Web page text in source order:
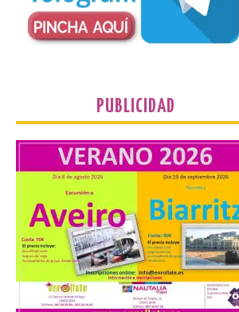
para que nadie quede
fuera del juego
9 Ago 2026
El profesorado de la
Facultad de Ciencias de la
Actividad Física y del
Deporte de la ULE diseña
una propuesta que
combina acción rápida, toma de
decisiones y colaboración estratégica sin
que ningún participante quede excluido
del juego. GEO-Arena nace […]
PUBLICIDAD